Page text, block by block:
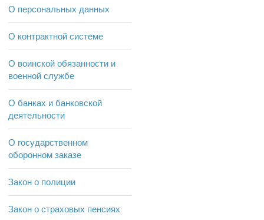
О персональных данных
О контрактной системе
О воинской обязанности и
военной службе
О банках и банковской
деятельности
О государственном
оборонном заказе
Закон о полиции
Закон о страховых пенсиях